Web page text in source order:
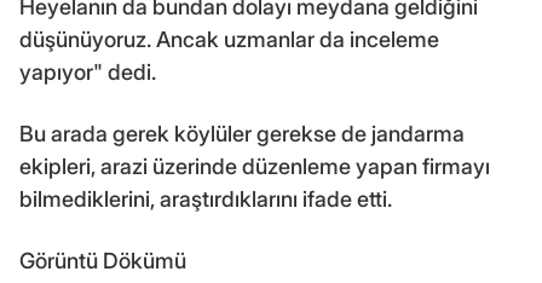
Heyelanın da bundan dolayı meydana geldiğini
düşünüyoruz. Ancak uzmanlar da inceleme
yapıyor" dedi.
Bu arada gerek köylüler gerekse de jandarma
ekipleri, arazi üzerinde düzenleme yapan firmayı
bilmediklerini, araştırdıklarını ifade etti.
Görüntü Dökümü